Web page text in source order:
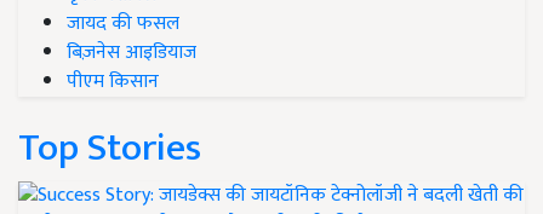
जायद की फसल
बिज़नेस आइडियाज
पीएम किसान
Top Stories